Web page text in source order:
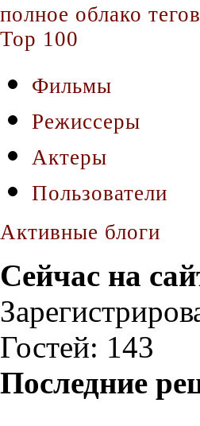
полное облако тегов
Top 100
Фильмы
Режиссеры
Актеры
Пользователи
Активные блоги
Сейчас на
Гостей: 143
Последние